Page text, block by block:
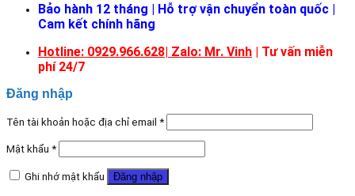
Bảo hành 12 tháng | Hỗ trợ vận chuyển toàn quốc |
Cam kết chính hãng
Hotline: 0929.966.628| Zalo: Mr. Vinh | Tư vấn miễn
phí 24/7
Đăng nhập
Tên tài khoản hoặc địa chỉ email *
Mật khẩu *
Ghi nhớ mật khẩu Đăng nhập